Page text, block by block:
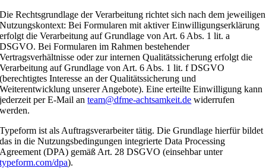
Die Rechtsgrundlage der Verarbeitung richtet sich nach dem jeweiligen
Nutzungskontext: Bei Formularen mit aktiver Einwilligungserklärung
erfolgt die Verarbeitung auf Grundlage von Art. 6 Abs. 1 lit. a
DSGVO. Bei Formularen im Rahmen bestehender
Vertragsverhältnisse oder zur internen Qualitätssicherung erfolgt die
Verarbeitung auf Grundlage von Art. 6 Abs. 1 lit. f DSGVO
(berechtigtes Interesse an der Qualitätssicherung und
Weiterentwicklung unserer Angebote). Eine erteilte Einwilligung kann
jederzeit per E-Mail anteam@dfme-achtsamkeit.de widerrufen
werden.
Typeform ist als Auftragsverarbeiter tätig. Die Grundlage hierfür bildet
das in die Nutzungsbedingungen integrierte Data Processing
Agreement (DPA) gemäß Art. 28 DSGVO (einsehbar unter
typeform.com/dpa).